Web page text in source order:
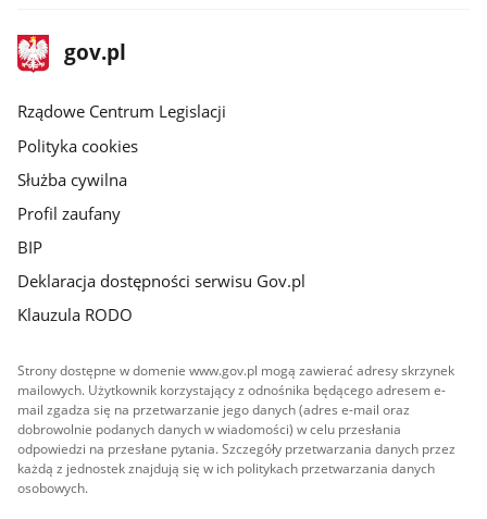
stopka
gov.plStrona
gov.pl
Rządowe Centrum Legislacji
Polityka cookies
Służba cywilna
Profil zaufany
BIP
Deklaracja dostępności serwisu Gov.pl
Klauzula RODO
Strony dostępne w domenie www.gov.pl mogą zawierać adresy skrzynek
mailowych. Użytkownik korzystający z odnośnika będącego adresem e-
mail zgadza się na przetwarzanie jego danych (adres e-mail oraz
dobrowolnie podanych danych w wiadomości) w celu przesłania
odpowiedzi na przesłane pytania. Szczegóły przetwarzania danych przez
każdą z jednostek znajdują się w ich politykach przetwarzania danych
osobowych.